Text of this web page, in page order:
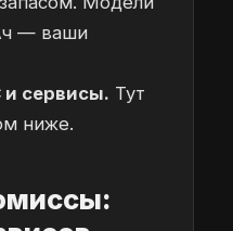
— ваши
сервисы. Тут
ниже.